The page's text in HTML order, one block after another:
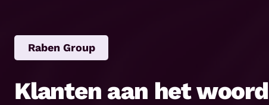
Raben Group
Klanten aan het woord